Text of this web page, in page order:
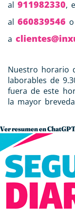
al911982330,
al660839546
a
Nuestro horario
laborables de
fuera de este
la mayor
Ver resumen en